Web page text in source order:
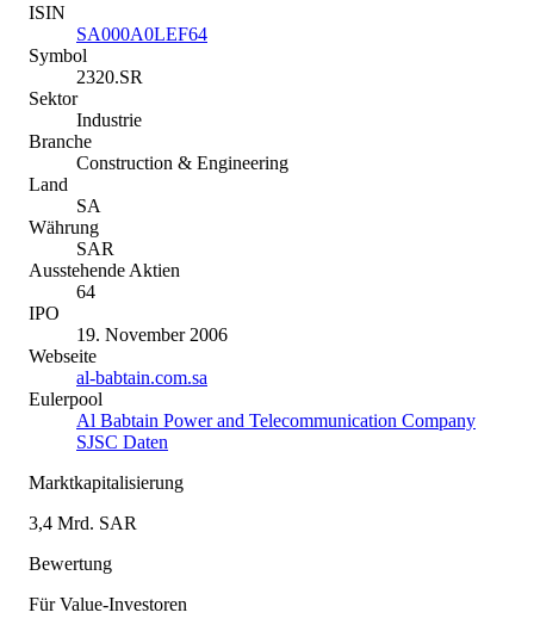
ISIN
SA000A0LEF64
Symbol
2320.SR
Sektor
Industrie
Branche
Construction & Engineering
Land
SA
Währung
SAR
Ausstehende Aktien
64
IPO
19. November 2006
Webseite
al-babtain.com.sa
Eulerpool
Al Babtain Power and Telecommunication Company
SJSC Daten
Marktkapitalisierung
3,4 Mrd. SAR
Bewertung
Für Value-Investoren